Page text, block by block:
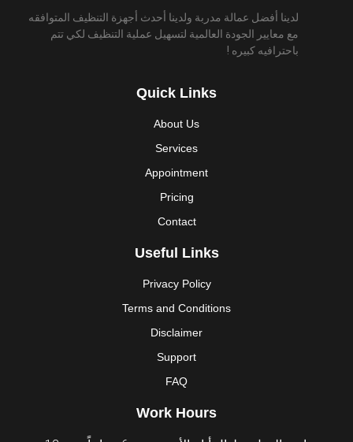
لدينا أفضل عمالة مدربة ولدينا أحدث أجهزة التنظيف المتوافقه
مع معايير الجودة العالمية لتسهيل عملية التنظيف لكي تتم
باحترافيه كبيره !
Quick Links
About Us
Services
Appointment
Pricing
Contact
Useful Links
Privacy Policy
Terms and Conditions
Disclaimer
Support
FAQ
Work Hours